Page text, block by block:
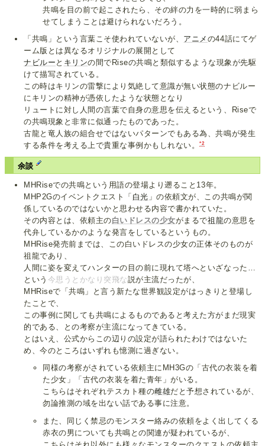
共鳴を目の前で起こされたら、その絆の力を一時的に弱まら
せてしまうことは避けられないだろう。
「共鳴」という言葉こそ使われていないが、 アニメ の44話にてゲ
ーム版とは異なるオリジナルの展開として
ナビルー と キリンの間でRiseの共鳴と類似するような現象が先駆
けて描写されている。
この時はキリンの雷撃により気絶して意識が無い状態のナビルー
にキリンの精神が憑依したような状態となり
リュートに対し人間の言葉で自身の意思を伝えるという、Riseで
の共鳴現象と非常に似通ったものであった。
古龍と竜人族の組合せではないパターンでもある為、共鳴が発生
する条件を考える上で貴重な事例かもしれない。*2
余談
MHRiseでの共鳴という用語の登場より遡ること13年。
MHP2Gのイベントクエスト「 白光 」の依頼文が、この共鳴が関
係しているのではないかと思わせる内容で書かれていた。
その内容とは、依頼主の白いドレスの少女がまるで祖龍の意思を
代弁しているかのような発言をしているというもの。
MHRise発売前までは、この白いドレスの少女の正体そのものが
祖龍であり、
人間に姿を変えてハンターの目の前に現れて塔へといざなった…
という 今思うとかなり突飛な説が主流だったが、
MHRiseで「共鳴」と言う新たな世界観設定がはっきりと登場し
たことで、
この事例に関しても共鳴によるものであると考えた方がまだ現実
的である、との考察が主流になってきている。
とはいえ、公式からこの辺りの設定が語られたわけではないた
め、今のところはいずれも憶測に過ぎない。
同様の考察がされている依頼主にMH3Gの「古代の衣装を着
た少女」「古代の衣装を着た青年」がいる。
こちらはそれぞれテスカト種の雌雄だと予想されているが、
勿論推測の域を出ない話である事に注意。
また、同じく禁忌のモンスター絡みの依頼をよく出してくる
赤衣の男についても共鳴との関連が疑われているが、